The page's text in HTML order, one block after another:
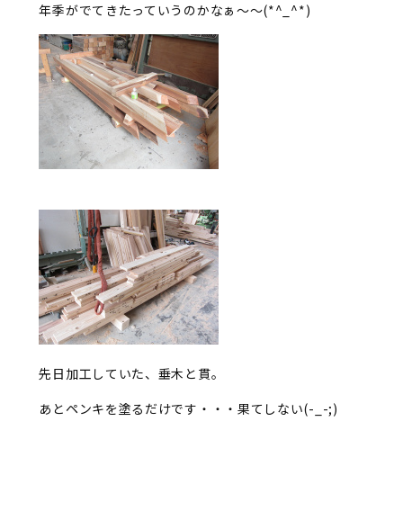
年季がでてきたっていうのかなぁ～～(*^_^*)
先日加工していた、垂木と貫。
あとペンキを塗るだけです・・・果てしない(-_-;)